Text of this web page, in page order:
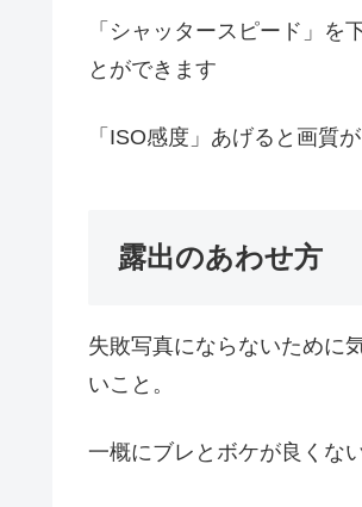
「シャッタースピード」
とができます
「ISO感度」あげると画質
露出のあわせ方
失敗写真にならないために
いこと。
一概にブレとボケが良くな